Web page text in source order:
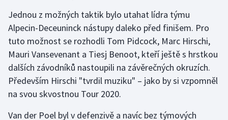
Rychlobruslení
Rychlostní kanoistika
Short track
Sportovní střelba
Jednou z možných taktik bylo utahat lídra týmu
Alpecin-Deceuninck nástupy daleko před finišem. Pro
tuto možnost se rozhodli Tom Pidcock, Marc Hirschi,
Mauri Vansevenant a Tiesj Benoot, kteří ještě s hrstkou
dalších závodníků nastoupili na závěrečných okruzích.
Především Hirschi "tvrdil muziku" – jako by si vzpomněl
na svou skvostnou Tour 2020.
Van der Poel byl v defenzivě a navíc bez týmových